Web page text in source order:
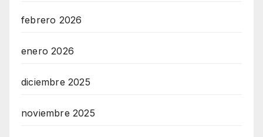
febrero 2026
enero 2026
diciembre 2025
noviembre 2025